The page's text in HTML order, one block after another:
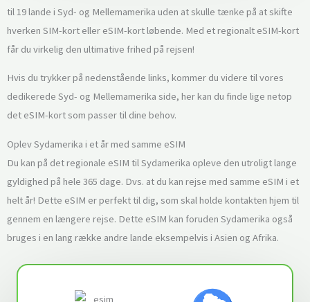
til 19 lande i Syd- og Mellemamerika uden at skulle tænke på at skifte
hverken SIM-kort eller eSIM-kort løbende. Med et regionalt eSIM-kort
får du virkelig den ultimative frihed på rejsen!
Hvis du trykker på nedenstående links, kommer du videre til vores
dedikerede Syd- og Mellemamerika side, her kan du finde lige netop
det eSIM-kort som passer til dine behov.
Oplev Sydamerika i et år med samme eSIM
Du kan på det regionale eSIM til Sydamerika opleve den utroligt lange
gyldighed på hele 365 dage. Dvs. at du kan rejse med samme eSIM i et
helt år! Dette eSIM er perfekt til dig, som skal holde kontakten hjem til
gennem en længere rejse. Dette eSIM kan foruden Sydamerika også
bruges i en lang række andre lande eksempelvis i Asien og Afrika.